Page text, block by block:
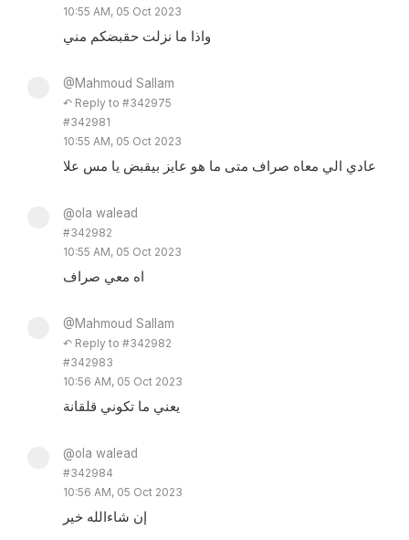
10:55 AM, 05 Oct 2023
واذا ما نزلت حقبضكم مني
@Mahmoud Sallam
↶ Reply to #342975
#342981
10:55 AM, 05 Oct 2023
عادي الي معاه صراف متى ما هو عايز بيقبض يا مس علا
@ola walead
#342982
10:55 AM, 05 Oct 2023
اه معي صراف
@Mahmoud Sallam
↶ Reply to #342982
#342983
10:56 AM, 05 Oct 2023
يعني ما تكوني قلقانة
@ola walead
#342984
10:56 AM, 05 Oct 2023
إن شاءالله خير